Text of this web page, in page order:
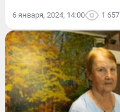
6 января, 2024, 14:00 1 657